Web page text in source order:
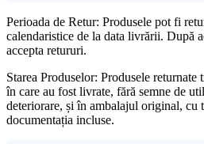
Perioada de Retur: Produsele pot fi
calendaristice de la data livrării. După
accepta retururi.
Starea Produselor: Produsele returnate
în care au fost livrate, fără semne de
deteriorare, și în ambalajul original, cu
documentația incluse.